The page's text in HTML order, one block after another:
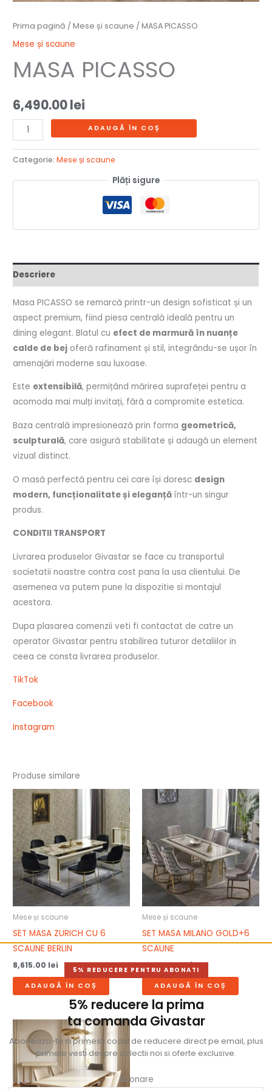
Prima pagină /Mese și scaune / MASA PICASSO
Mese și scaune
MASA PICASSO
6,490.00lei
ADAUGĂ ÎN COȘ
Categorie:Mese și scaune
Plăți sigure
Descriere
Masa PICASSO se remarcă printr-un design sofisticat și un
aspect premium, fiind piesa centrală ideală pentru un
dining elegant. Blatul cu efect de marmură în nuanțe
calde de bej oferă rafinament și stil, integrându-se ușor în
amenajări moderne sau luxoase.
Este extensibilă, permițând mărirea suprafeței pentru a
acomoda mai mulți invitați, fără a compromite estetica.
Baza centrală impresionează prin forma geometrică,
sculpturală, care asigură stabilitate și adaugă un element
vizual distinct.
O masă perfectă pentru cei care își doresc design
modern, funcționalitate și eleganță într-un singur
produs.
CONDITII TRANSPORT
Livrarea produselor Givastar se face cu transportul
societatii noastre contra cost pana la usa clientului. De
asemenea va putem pune la dispozitie si montajul
acestora.
Dupa plasarea comenzii veti fi contactat de catre un
operator Givastar pentru stabilirea tuturor detaliilor in
ceea ce consta livrarea produselor.
TikTok
Facebook
Instagram
Produse similare
Mese și scaune
SET MASA ZURICH CU 6
SCAUNE BERLIN
8,615.00 lei
ADAUGĂ ÎN COȘ
Mese și scaune
SET MASA MILANO GOLD+6
SCAUNE
11,000.00lei
ADAUGĂ ÎN COȘ
5% REDUCERE PENTRU ABONATI
5% reducere la prima
ta comanda Givastar
Aboneaza-te si primesti codul de reducere direct pe email, plus
primele vesti despre colectii noi si oferte exclusive.
Abonare